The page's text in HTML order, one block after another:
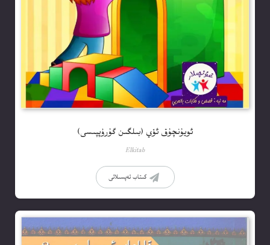
ئويۇنچۇق ئۆي (بىلگىن گۇرۇپپىسى)
Elkitab
كىتاب تەپسىلاتى